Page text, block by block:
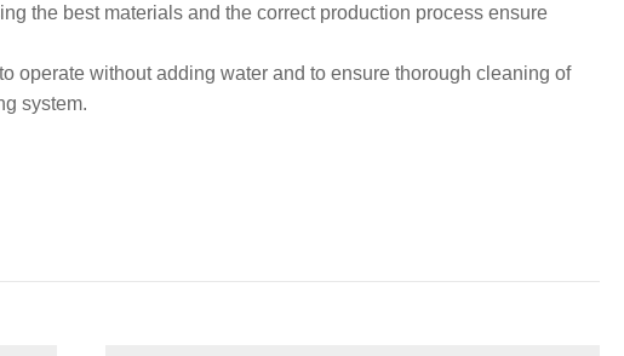
the best materials and the correct production process ensure
operate without adding water and to ensure thorough cleaning of
system.